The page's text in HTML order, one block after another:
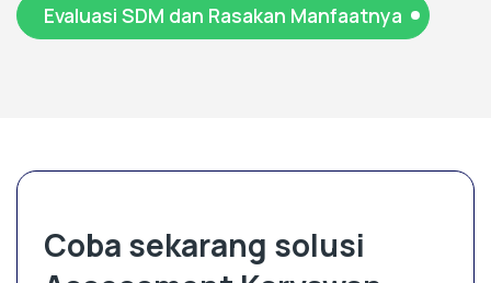
Evaluasi SDM dan Rasakan Manfaatnya
Coba sekarang solusi